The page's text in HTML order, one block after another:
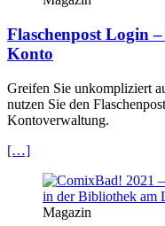
Flaschenpost Login
Konto
Greifen Sie unkompliziert
nutzen Sie den
Kontoverwaltung.
[…]
Magazin